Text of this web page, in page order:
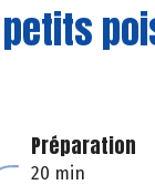
Préparation
20 min